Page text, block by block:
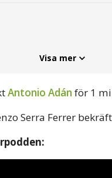
Visa mer
Antonio Adán för 1
Serra Ferrer